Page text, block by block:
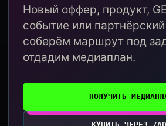
Новый оффер, продукт,
событие или
соберём маршрут под
отдадим медиаплан.
ПОЛУЧИТЬ